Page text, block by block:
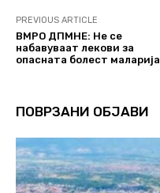
PREVIOUS ARTICLE
ВМРО ДПМНЕ: Не се
набавуваат лекови за
опасната болест маларија
ПОВРЗАНИ ОБЈАВИ